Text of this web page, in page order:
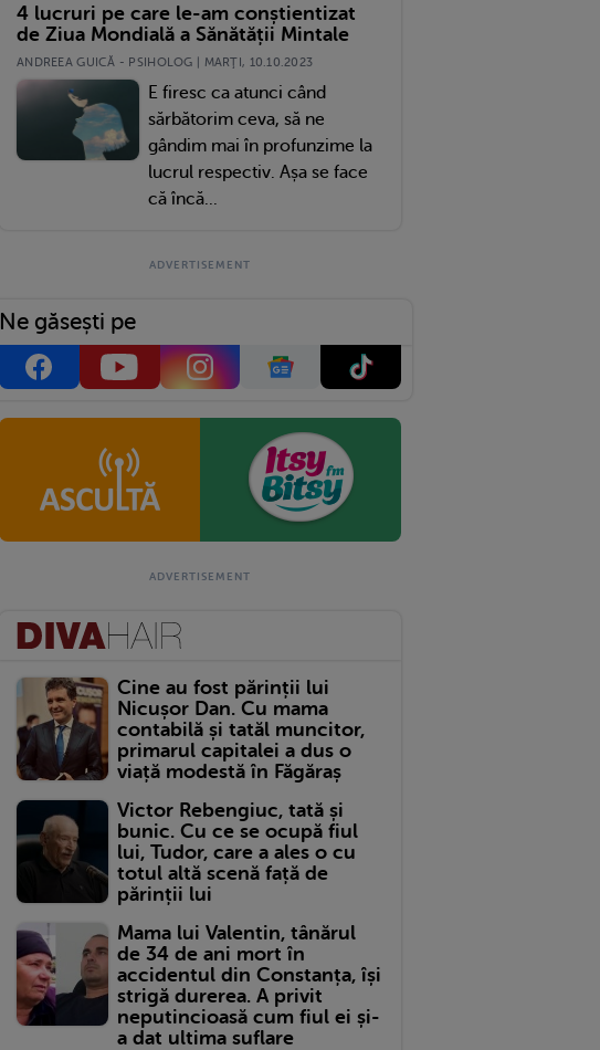
4 lucruri pe care le-am conștientizat
de Ziua Mondială a Sănătății Mintale
ANDREEA GUICĂ - PSIHOLOG | MARŢI, 10.10.2023
E firesc ca atunci când
sărbătorim ceva, să ne
gândim mai în profunzime la
lucrul respectiv. Așa se face
că încă...
Ne găsești pe
Cine au fost părinții lui
Nicușor Dan. Cu mama
contabilă și tatăl muncitor,
primarul capitalei a dus o
viață modestă în Făgăraș
Victor Rebengiuc, tată și
bunic. Cu ce se ocupă fiul
lui, Tudor, care a ales o cu
totul altă scenă față de
părinții lui
Mama lui Valentin, tânărul
de 34 de ani mort în
accidentul din Constanța, își
strigă durerea. A privit
neputincioasă cum fiul ei și-
a dat ultima suflare